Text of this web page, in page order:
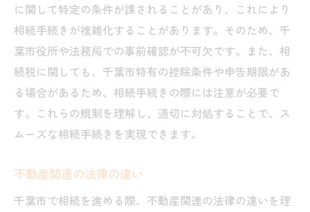
に関して特定の条件が課されることがあり、これにより
相続手続きが複雑化することがあります。そのため、千
葉市役所や法務局での事前確認が不可欠です。また、相
続税に関しても、千葉市特有の控除条件や申告期限があ
る場合があるため、相続手続きの際には注意が必要で
す。これらの規制を理解し、適切に対処することで、ス
ムーズな相続手続きを実現できます。
不動産関連の法律の違い
千葉市で相続を進める際、不動産関連の法律の違いを理